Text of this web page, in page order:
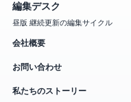
編集デスク
昼版 継続更新の編集サイクル
会社概要
お問い合わせ
私たちのストーリー